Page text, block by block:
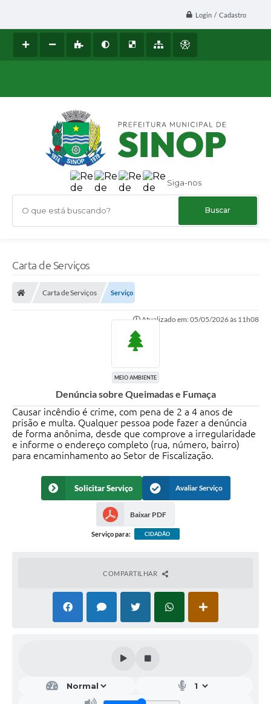
Login / Cadastro
Siga-nos
O que está buscando?
Carta de Serviços
Carta de Serviços Serviço
Atualizado em: 05/05/2026 às 11h08
MEIO AMBIENTE
Denúncia sobre Queimadas e Fumaça
Causar incêndio é crime, com pena de 2 a 4 anos de
prisão e multa. Qualquer pessoa pode fazer a denúncia
de forma anônima, desde que comprove a irregularidade
e informe o endereço completo (rua, número, bairro)
para encaminhamento ao Setor de Fiscalização.
Solicitar Serviço Avaliar Serviço
Baixar PDF
Serviço para: CIDADÃO
COMPARTILHAR